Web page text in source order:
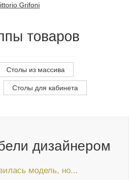
Grifoni
товаров
Столы из массива
Столы для кабинета
дизайнером
модель, но...